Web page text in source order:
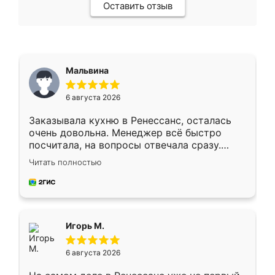
Оставить отзыв
Мальвина
6 августа 2026
Заказывала кухню в Ренессанс, осталась
очень довольна. Менеджер всё быстро
посчитала, на вопросы отвечала сразу.
Замерщик приехал в субботу, подошёл к
делу со всей ответственностью. Собрали
за день, ребята работали аккуратно, даже
Читать полностью
Игорь М.
6 августа 2026